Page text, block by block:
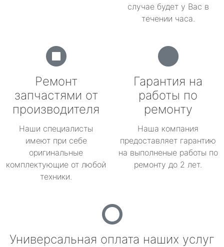
случае будет у Вас в
течении часа.
Ремонт
запчастями от
производителя
Наши специалисты
имеют при себе
оригинальные
комплектующие от любой
техники.
Гарантия на
работы по
ремонту
Наша компания
предоставляет гарантию
на выполненые работы по
ремонту до 2 лет.
Универсальная оплата наших услуг